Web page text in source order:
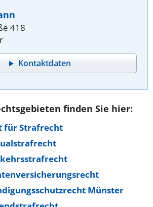
418
Kontaktdaten
finden Sie hier:
für Strafrecht
Münster